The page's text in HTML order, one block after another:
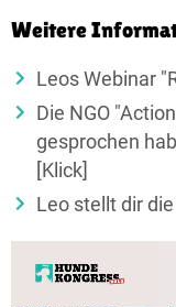
Weitere
Leos Webinar
Die NGO
gesprochen
[Klick]
Leo stellt dir